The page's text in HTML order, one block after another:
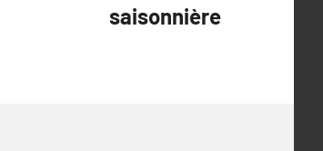
saisonnière